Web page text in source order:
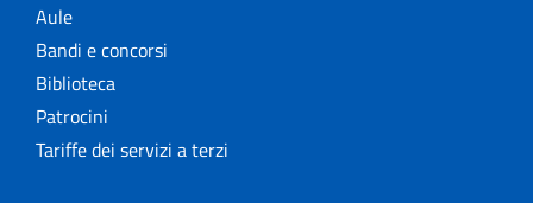
Aule
Bandi e concorsi
Biblioteca
Patrocini
Tariffe dei servizi a terzi